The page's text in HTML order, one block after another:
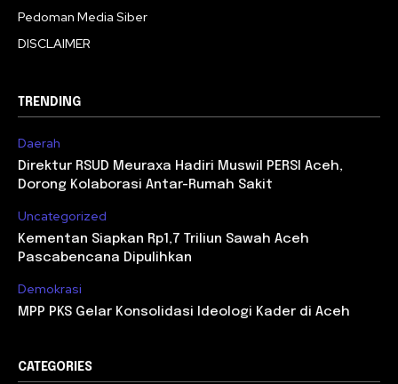
Pedoman Media Siber
DISCLAIMER
TRENDING
Daerah
Direktur RSUD Meuraxa Hadiri Muswil PERSI Aceh,
Dorong Kolaborasi Antar-Rumah Sakit
Uncategorized
Kementan Siapkan Rp1,7 Triliun Sawah Aceh
Pascabencana Dipulihkan
Demokrasi
MPP PKS Gelar Konsolidasi Ideologi Kader di Aceh
CATEGORIES